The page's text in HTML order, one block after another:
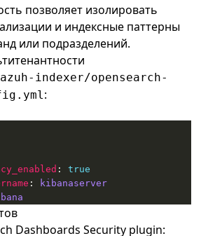
позволяет изолировать
и индексные паттерны
или подразделений.
indexer/opensearch-
:
: true
:
kibanaserver
Dashboards Security plugin: